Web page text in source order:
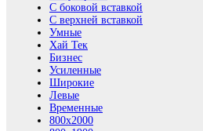
С боковой вставкой
С верхней вставкой
Умные
Хай Тек
Бизнес
Усиленные
Широкие
Левые
Временные
800х2000